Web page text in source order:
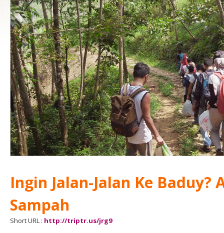
Ingin Jalan-Jalan Ke Baduy?
Sampah
Short URL : http://triptr.us/jrg9